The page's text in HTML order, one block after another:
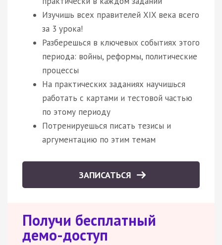
Изучишь всех правителей XIX века всего
за 3 урока!
Разберешься в ключевых событиях этого
периода: войны, реформы, политические
процессы
На практических заданиях научишься
работать с картами и тестовой частью
по этому периоду
Потренируешься писать тезисы и
аргументацию по этим темам
ЗАПИСАТЬСЯ
Получи бесплатный
демо-доступ